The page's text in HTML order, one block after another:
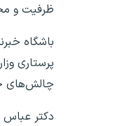
ظرفیت و
باشگاه
پرستاری
چالش‌های
دکتر عباس